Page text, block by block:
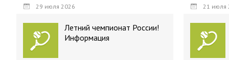
29 июля 2026
Летний чемпионат России!
Информация
21 июля